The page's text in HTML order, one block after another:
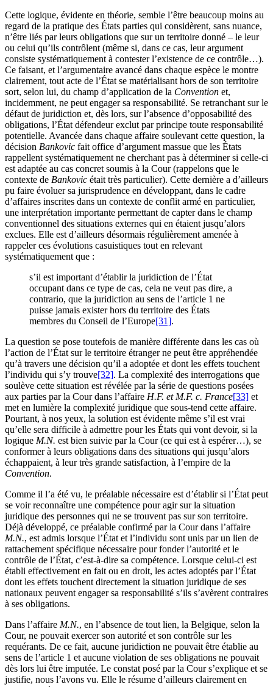
Cette logique, évidente en théorie, semble l’être beaucoup moins au
regard de la pratique des États parties qui considèrent, sans nuance,
n’être liés par leurs obligations que sur un territoire donné – le leur
ou celui qu’ils contrôlent (même si, dans ce cas, leur argument
consiste systématiquement à contester l’existence de ce contrôle…).
Ce faisant, et l’argumentaire avancé dans chaque espèce le montre
clairement, tout acte de l’État se matérialisant hors de son territoire
sort, selon lui, du champ d’application de la Convention et,
incidemment, ne peut engager sa responsabilité. Se retranchant sur le
défaut de juridiction et, dès lors, sur l’absence d’opposabilité des
obligations, l’État défendeur exclut par principe toute responsabilité
potentielle. Avancée dans chaque affaire soulevant cette question, la
décision Bankovic fait office d’argument massue que les États
rappellent systématiquement ne cherchant pas à déterminer si celle-ci
est adaptée au cas concret soumis à la Cour (rappelons que le
contexte de Bankovic était très particulier). Cette dernière a d’ailleurs
pu faire évoluer sa jurisprudence en développant, dans le cadre
d’affaires inscrites dans un contexte de conflit armé en particulier,
une interprétation importante permettant de capter dans le champ
conventionnel des situations externes qui en étaient jusqu’alors
exclues. Elle est d’ailleurs désormais régulièrement amenée à
rappeler ces évolutions casuistiques tout en relevant
systématiquement que :
s’il est important d’établir la juridiction de l’État
occupant dans ce type de cas, cela ne veut pas dire, a
contrario, que la juridiction au sens de l’article 1 ne
puisse jamais exister hors du territoire des États
membres du Conseil de l’Europe[31].
La question se pose toutefois de manière différente dans les cas où
l’action de l’État sur le territoire étranger ne peut être appréhendée
qu’à travers une décision qu’il a adoptée et dont les effets touchent
l’individu qui s’y trouve[32]. La complexité des interrogations que
soulève cette situation est révélée par la série de questions posées
aux parties par la Cour dans l’affaire H.F. et M.F. c. France[33] et
met en lumière la complexité juridique que sous-tend cette affaire.
Pourtant, à nos yeux, la solution est évidente même s’il est vrai
qu’elle sera difficile à admettre pour les États qui vont devoir, si la
logique M.N. est bien suivie par la Cour (ce qui est à espérer…), se
conformer à leurs obligations dans des situations qui jusqu’alors
échappaient, à leur très grande satisfaction, à l’empire de la
Convention.
Comme il l’a été vu, le préalable nécessaire est d’établir si l’État peut
se voir reconnaître une compétence pour agir sur la situation
juridique des personnes qui ne se trouvent pas sur son territoire.
Déjà développé, ce préalable confirmé par la Cour dans l’affaire
M.N., est admis lorsque l’État et l’individu sont unis par un lien de
rattachement spécifique nécessaire pour fonder l’autorité et le
contrôle de l’État, c’est-à-dire sa compétence. Lorsque celui-ci est
établi effectivement en fait ou en droit, les actes adoptés par l’État
dont les effets touchent directement la situation juridique de ses
nationaux peuvent engager sa responsabilité s’ils s’avèrent contraires
à ses obligations.
Dans l’affaire M.N., en l’absence de tout lien, la Belgique, selon la
Cour, ne pouvait exercer son autorité et son contrôle sur les
requérants. De ce fait, aucune juridiction ne pouvait être établie au
sens de l’article 1 et aucune violation de ses obligations ne pouvait
dès lors lui être imputée. Le constat posé par la Cour s’explique et se
justifie, nous l’avons vu. Elle le résume d’ailleurs clairement en